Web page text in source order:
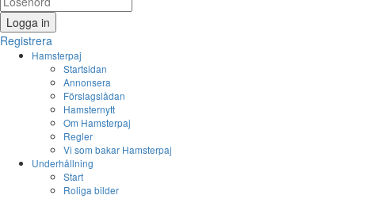
Logga in
Registrera
Hamsterpaj
Startsidan
Annonsera
Förslagslådan
Hamsternytt
Om Hamsterpaj
Regler
Vi som bakar Hamsterpaj
Underhållning
Start
Roliga bilder